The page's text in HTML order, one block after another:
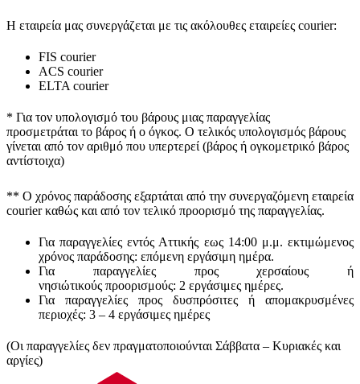
Η εταιρεία μας συνεργάζεται με τις ακόλουθες εταιρείες courier:
FIS courier
ACS courier
ELTA courier
* Για τον υπολογισμό του βάρους μιας παραγγελίας
προσμετράται το βάρος ή ο όγκος. Ο τελικός υπολογισμός βάρους
γίνεται από τον αριθμό που υπερτερεί (βάρος ή ογκομετρικό βάρος
αντίστοιχα)
** Ο χρόνος παράδοσης εξαρτάται από την συνεργαζόμενη εταιρεία
courier καθώς και από τον τελικό προορισμό της παραγγελίας.
Για παραγγελίες εντός Αττικής εως 14:00 μ.μ. εκτιμώμενος
χρόνος παράδοσης: επόμενη εργάσιμη ημέρα.
Για παραγγελίες προς χερσαίους ή
νησιώτικούς προορισμούς: 2 εργάσιμες ημέρες.
Για παραγγελίες προς δυσπρόσιτες ή απομακρυσμένες
περιοχές: 3 – 4 εργάσιμες ημέρες
(Οι παραγγελίες δεν πραγματοποιούνται Σάββατα – Κυριακές και
αργίες)